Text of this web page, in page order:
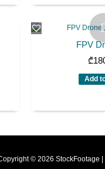
FPV
₾
Add
© 2026